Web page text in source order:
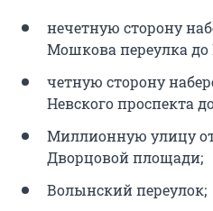
нечетную сторону
Мошкова переулка до
четную сторону
Невского проспекта
Миллионную улицу
Дворцовой площади;
Волынский переулок;